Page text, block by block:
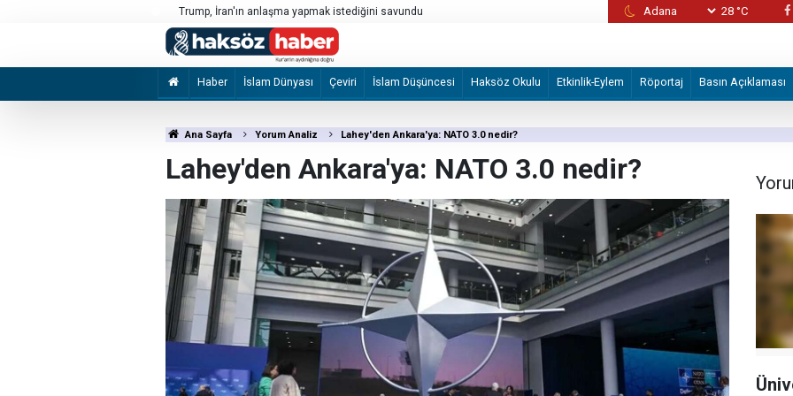
Soykırımcı İsrail, Batı Şeria'da 1 Filistinliyi katleden askerler hakkındaki
soruşturmayı kapattı
İspanya hükümeti, İtalya’ya tek taraflı sınır
28 °C
Haber İslam Dünyası Çeviri İslam Düşüncesi Haksöz Okulu Etkinlik-Eylem Röportaj Basın Açıklaması
Ana Sayfa Yorum Analiz Lahey'den Ankara'ya: NATO 3.0 nedir?
Lahey'den Ankara'ya: NATO 3.0 nedir?